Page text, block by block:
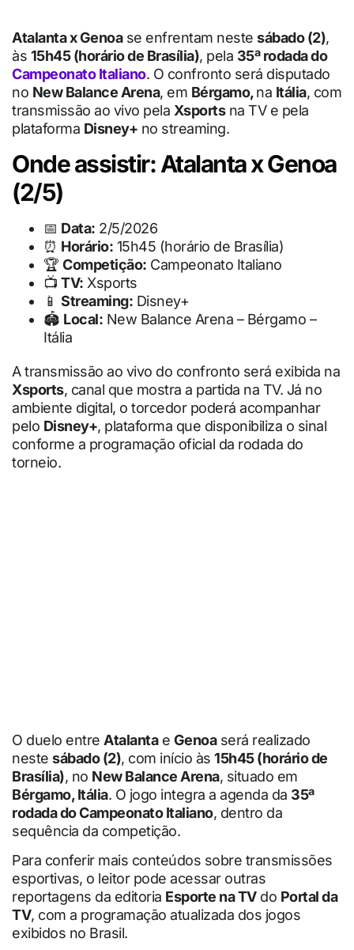
Atalanta x Genoase enfrentam neste sábado (2),
às 15h45 (horário de Brasília), pela 35ª rodada do
Campeonato Italiano. O confronto será disputado
no New Balance Arena, em Bérgamo,na Itália, com
transmissão ao vivo pela Xsportsna TV e pela
plataforma Disney+ no streaming.
Onde assistir: Atalanta x Genoa
(2/5)
📅 Data: 2/5/2026
⏰ Horário: 15h45 (horário de Brasília)
🏆 Competição: Campeonato Italiano
📺 TV: Xsports
📱 Streaming: Disney+
🏟 Local: New Balance Arena – Bérgamo –
Itália
A transmissão ao vivo do confronto será exibida na
Xsports, canal que mostra a partida na TV. Já no
ambiente digital, o torcedor poderá acompanhar
pelo Disney+, plataforma que disponibiliza o sinal
conforme a programação oficial da rodada do
torneio.
O duelo entre Atalantae Genoaserá realizado
neste sábado (2), com início às 15h45 (horário de
Brasília), no New Balance Arena, situado em
Bérgamo, Itália. O jogo integra a agenda da 35ª
rodada do Campeonato Italiano, dentro da
sequência da competição.
Para conferir mais conteúdos sobre transmissões
esportivas, o leitor pode acessar outras
reportagens da editoria Esporte na TVdo Portal da
TV, com a programação atualizada dos jogos
exibidos no Brasil.